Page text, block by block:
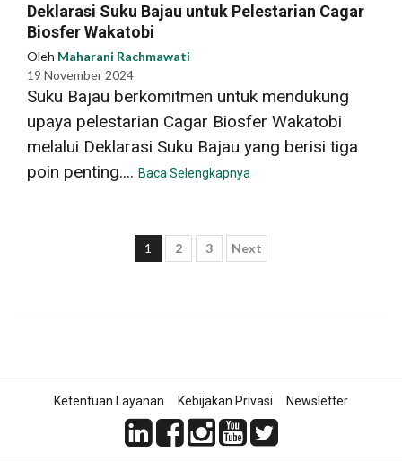
Deklarasi Suku Bajau untuk Pelestarian Cagar
Biosfer Wakatobi
Oleh Maharani Rachmawati
19 November 2024
Suku Bajau berkomitmen untuk mendukung
upaya pelestarian Cagar Biosfer Wakatobi
melalui Deklarasi Suku Bajau yang berisi tiga
poin penting.... Baca Selengkapnya
Paginasi
1 2 3 Next
Ketentuan Layanan Kebijakan Privasi Newsletter